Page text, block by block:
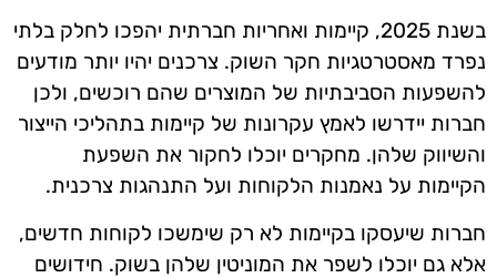
בשנת 2025, קיימות ואחריות חברתית יהפכו לחלק בלתי
נפרד מאסטרטגיות חקר השוק. צרכנים יהיו יותר מודעים
להשפעות הסביבתיות של המוצרים שהם רוכשים, ולכן
חברות יידרשו לאמץ עקרונות של קיימות בתהליכי הייצור
והשיווק שלהן. מחקרים יוכלו לחקור את השפעת
הקיימות על נאמנות הלקוחות ועל התנהגות צרכנית.
חברות שיעסקו בקיימות לא רק שימשכו לקוחות חדשים,
אלא גם יוכלו לשפר את המוניטין שלהן בשוק. חידושים